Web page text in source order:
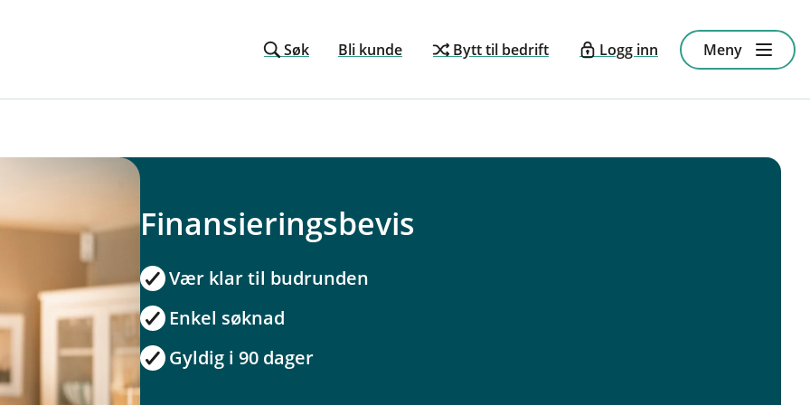
Søk Bli kunde Bytt til bedrift Logg inn Meny
Finansieringsbevis
Vær klar til budrunden
Enkel søknad
Gyldig i 90 dager